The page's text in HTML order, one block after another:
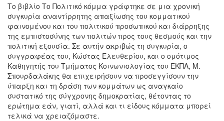
Το βιβλίο Το Πολιτικό κόμμα γράφτηκε σε μια χρονική
συγκυρία αναντίρρητης απαξίωσης του κομματικού
φαινομένου και του πολιτικού προσωπικού και διάρρηξης
της εμπιστοσύνης των πολιτών προς τους θεσμούς και την
πολιτική εξουσία. Σε αυτήν ακριβώς τη συγκυρία, ο
συγγραφέας του, Κώστας Ελευθερίου, και ο ομότιμος
Καθηγητής του Τμήματος Κοινωνιολογίας του ΕΚΠΑ, Μ.
Σπουρδαλάκης θα επιχειρήσουν να προσεγγίσουν την
ύπαρξη και τη δράση των κομμάτων ως αναγκαίο
συστατικό της σύγχρονης δημοκρατίας, θέτοντας το
ερώτημα εάν, γιατί, αλλά και τι είδους κόμματα μπορεί
τελικά να χρειαζόμαστε.